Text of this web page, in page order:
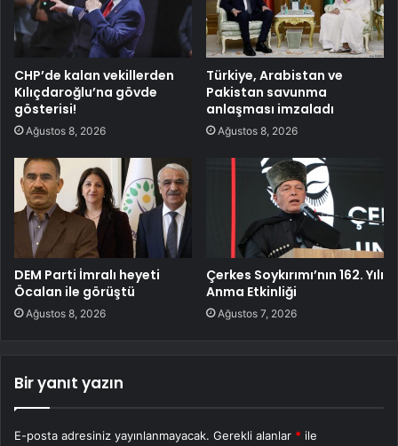
CHP’de kalan vekillerden
Kılıçdaroğlu’na gövde
gösterisi!
Ağustos 8, 2026
Türkiye, Arabistan ve
Pakistan savunma
anlaşması imzaladı
Ağustos 8, 2026
DEM Parti İmralı heyeti
Öcalan ile görüştü
Ağustos 8, 2026
Çerkes Soykırımı’nın 162. Yılı
Anma Etkinliği
Ağustos 7, 2026
Bir yanıt yazın
E-posta adresiniz yayınlanmayacak. Gerekli alanlar * ile